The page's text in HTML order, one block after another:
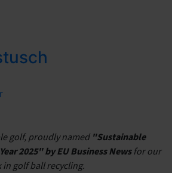
golf, proudly named "Sustainable
2025" by EU Business Newsfor our
golf ball recycling.